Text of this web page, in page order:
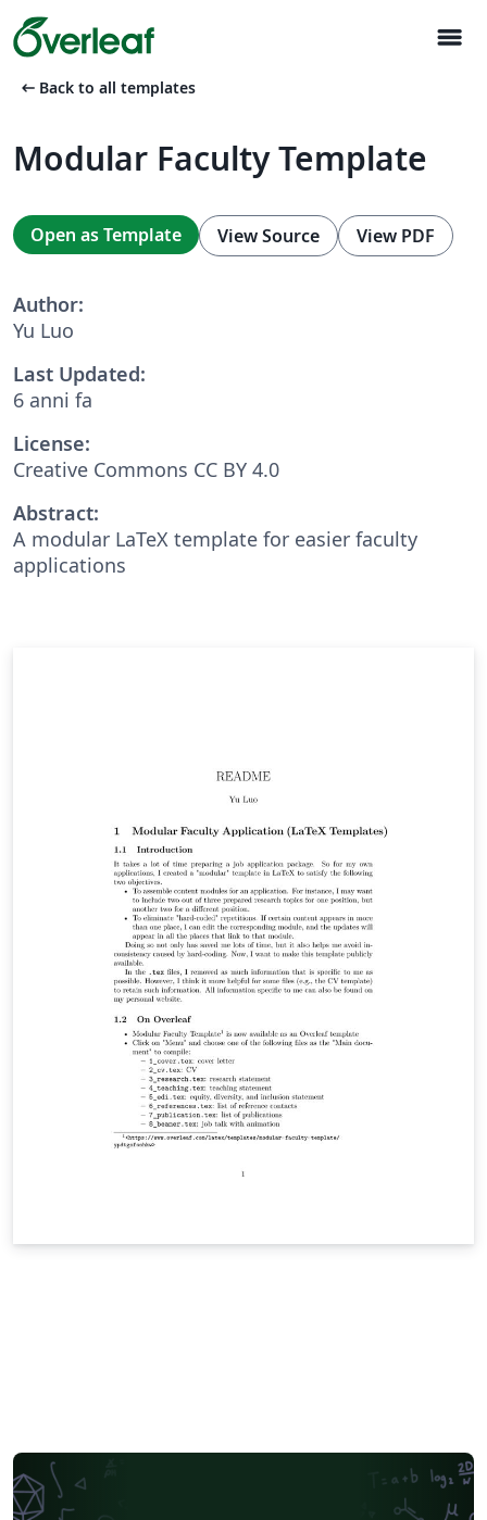
menu
arrow_left_alt Back to all templates
Modular Faculty Template
Open as Template View Source View PDF
Author:
Yu Luo
Last Updated:
6 anni fa
License:
Creative Commons CC BY 4.0
Abstract:
A modular LaTeX template for easier faculty
applications